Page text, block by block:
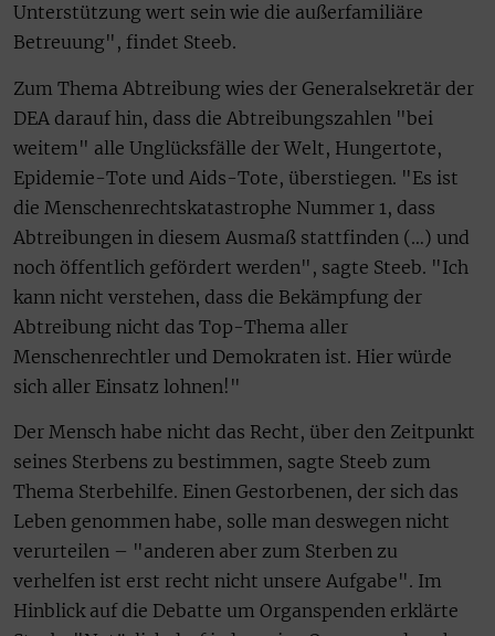
Unterstützung wert sein wie die außerfamiliäre
Betreuung", findet Steeb.
Zum Thema Abtreibung wies der Generalsekretär der
DEA darauf hin, dass die Abtreibungszahlen "bei
weitem" alle Unglücksfälle der Welt, Hungertote,
Epidemie-Tote und Aids-Tote, überstiegen. "Es ist
die Menschenrechtskatastrophe Nummer 1, dass
Abtreibungen in diesem Ausmaß stattfinden (…) und
noch öffentlich gefördert werden", sagte Steeb. "Ich
kann nicht verstehen, dass die Bekämpfung der
Abtreibung nicht das Top-Thema aller
Menschenrechtler und Demokraten ist. Hier würde
sich aller Einsatz lohnen!"
Der Mensch habe nicht das Recht, über den Zeitpunkt
seines Sterbens zu bestimmen, sagte Steeb zum
Thema Sterbehilfe. Einen Gestorbenen, der sich das
Leben genommen habe, solle man deswegen nicht
verurteilen – "anderen aber zum Sterben zu
verhelfen ist erst recht nicht unsere Aufgabe". Im
Hinblick auf die Debatte um Organspenden erklärte